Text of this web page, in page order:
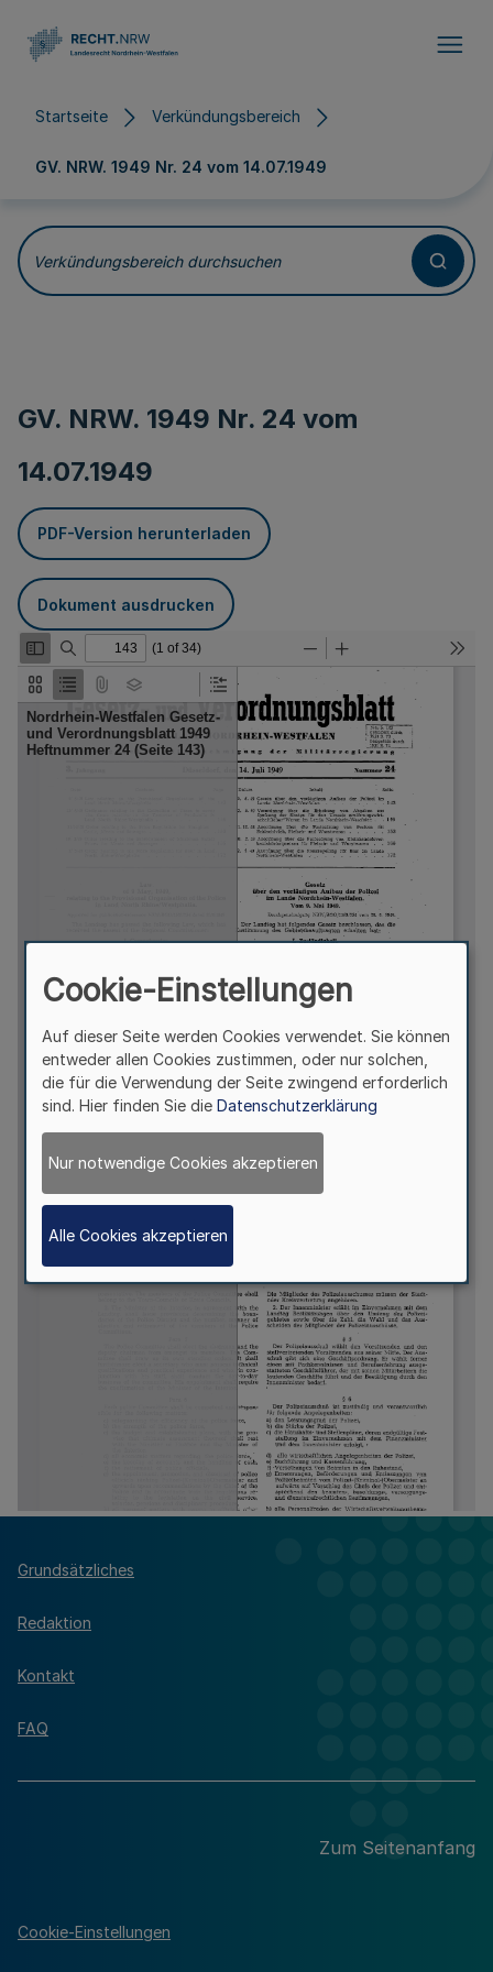
Startseite Verkündungsbereich
GV. NRW. 1949 Nr. 24 vom 14.07.1949
Verkündungsbereich durchsuchen
GV. NRW. 1949 Nr. 24 vom
14.07.1949
PDF-Version herunterladen
Dokument ausdrucken
Grundsätzliches
Redaktion
Kontakt
FAQ
Zum Seitenanfang
Cookie-Einstellungen
Cookie-Einstellungen
Auf dieser Seite werden Cookies verwendet. Sie können
entweder allen Cookies zustimmen, oder nur solchen,
die für die Verwendung der Seite zwingend erforderlich
sind. Hier finden Sie die Datenschutzerklärung
Nur notwendige Cookies akzeptieren
Alle Cookies akzeptieren